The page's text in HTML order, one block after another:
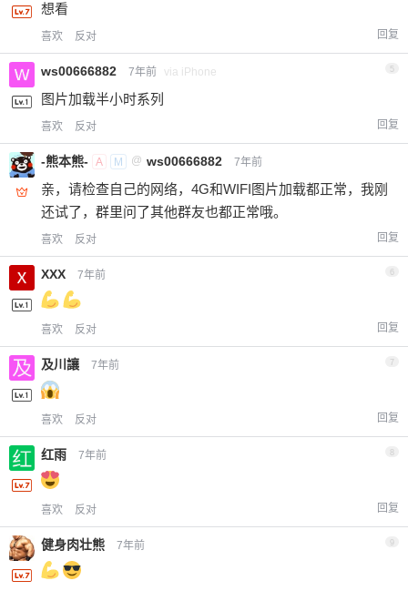
想看
喜欢 反对 回复
ws00666882 7年前 via iPhone 5
图片加载半小时系列
喜欢 反对 回复
-熊本熊- A M @ ws00666882 7年前
亲，请检查自己的网络，4G和WIFI图片加载都正常，我刚
还试了，群里问了其他群友也都正常哦。
喜欢 反对 回复
XXX 7年前 6
喜欢 反对 回复
及川讓 7年前 7
喜欢 反对 回复
红雨 7年前
喜欢 反对 回复
健身肉壮熊 7年前 9